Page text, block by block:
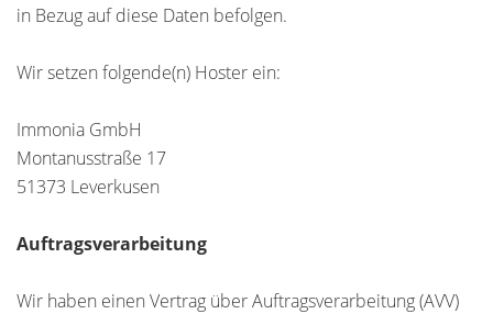
in Bezug auf diese Daten befolgen.
Wir setzen folgende(n) Hoster ein:
Immonia GmbH
Montanusstraße 17
51373 Leverkusen
Auftragsverarbeitung
Wir haben einen Vertrag über Auftragsverarbeitung (AVV)